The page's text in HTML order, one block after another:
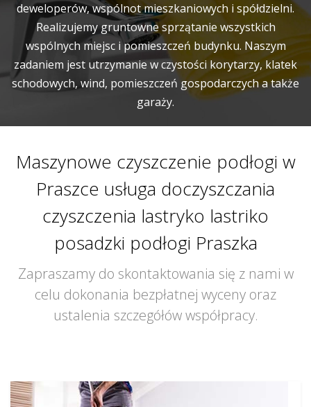
deweloperów, wspólnot mieszkaniowych i spółdzielni.
Realizujemy gruntowne sprzątanie wszystkich
wspólnych miejsc i pomieszczeń budynku. Naszym
zadaniem jest utrzymanie w czystości korytarzy, klatek
schodowych, wind, pomieszczeń gospodarczych a także
garaży.
Maszynowe czyszczenie podłogi w
Praszce usługa doczyszczania
czyszczenia lastryko lastriko
posadzki podłogi Praszka
Zapraszamy do skontaktowania się z nami w
celu dokonania bezpłatnej wyceny oraz
ustalenia szczegółów współpracy.